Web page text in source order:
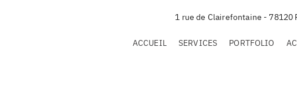
1 rue de Clairefontaine - 78120
ACCUEIL SERVICES PORTFOLIO